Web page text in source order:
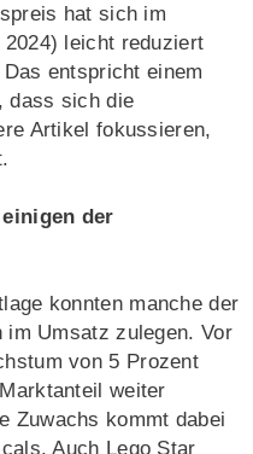
hat sich im
leicht reduziert
entspricht einem
dass sich die
Artikel fokussieren,
der
konnten manche der
im Umsatz zulegen. Vor
von 5 Prozent
weiter
Zuwachs kommt dabei
Auch Lego Star